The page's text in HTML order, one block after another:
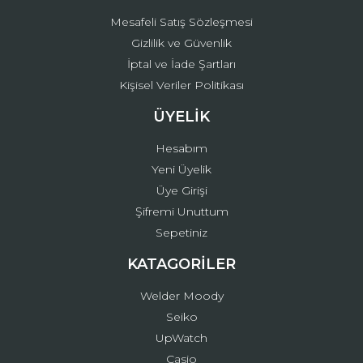
Mesafeli Satış Sözleşmesi
Gizlilik ve Güvenlik
İptal ve İade Şartları
Kişisel Veriler Politikası
ÜYELİK
Hesabım
Yeni Üyelik
Üye Girişi
Şifremi Unuttum
Sepetiniz
KATAGORİLER
Welder Moody
Seiko
UpWatch
Casio